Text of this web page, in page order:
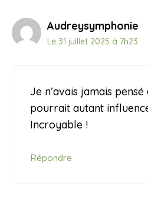
Audreysymphonie
Le 31 juillet 2025 à 7h23
Je n’avais jamais
pourrait autant
Incroyable !
Répondre